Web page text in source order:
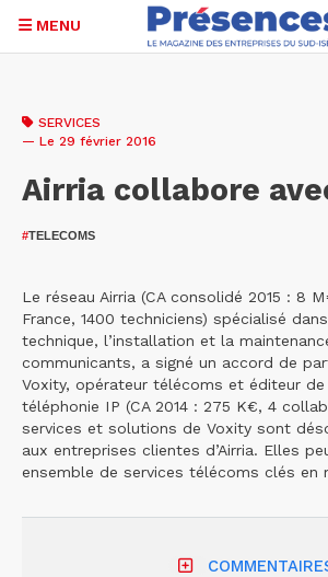
contenu
MENU
SERVICES
— Le 29 février 2016
Airria collabore
#TELECOMS
Le réseau Airria (CA consolidé 2015 : 8
France, 1400 techniciens) spécialisé
technique, l’installation et la
communicants, a signé un accord de
Voxity, opérateur télécoms et éditeur
téléphonie IP (CA 2014 : 275 K€, 4
services et solutions de Voxity sont
aux entreprises clientes d’Airria. Elles
ensemble de services télécoms clés en